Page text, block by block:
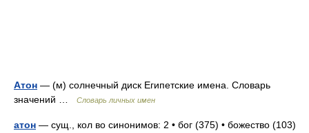
Атон — (м) солнечный диск Египетские имена. Словарь
значений …
Словарь личных имен
атон — сущ., кол во синонимов: 2 • бог (375) • божество (103)